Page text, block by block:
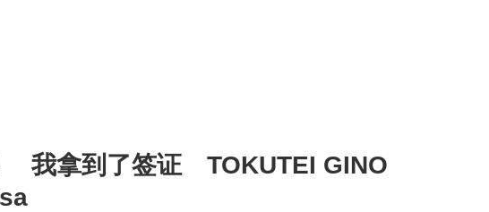
我拿到了签证 TOKUTEI GINO